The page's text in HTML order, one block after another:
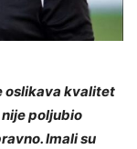
oslikava kvalitet
poljubio
Imali su